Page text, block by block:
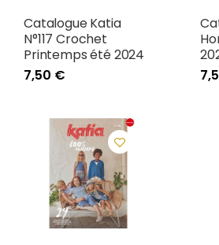
Catalogue Katia
N°117 Crochet
Printemps été 2024
7,50 €